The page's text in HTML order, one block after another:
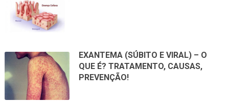
EXANTEMA (SÚBITO E VIRAL) – O
QUE É? TRATAMENTO, CAUSAS,
PREVENÇÃO!